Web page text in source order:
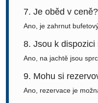
7. Je oběd v ceně?
Ano, je zahrnut
8. Jsou k dispozici
Ano, na jachtě jsou
9. Mohu si
Ano, rezervace je